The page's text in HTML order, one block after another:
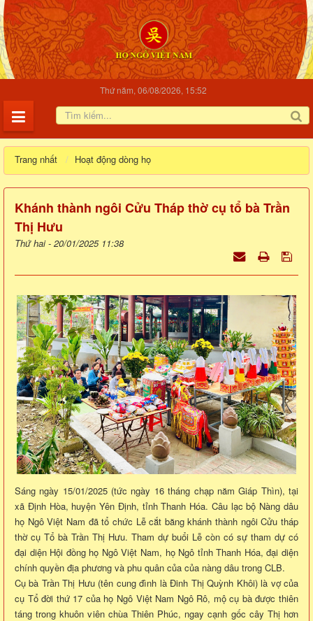
Thứ năm, 06/08/2026, 15:52
Trang nhất Hoạt động dòng họ
Khánh thành ngôi Cửu Tháp thờ cụ tổ bà Trần
Thị Hưu
Thứ hai - 20/01/2025 11:38
Sáng ngày 15/01/2025 (tức ngày 16 tháng chạp năm Giáp Thìn), tại
xã Định Hòa, huyện Yên Định, tỉnh Thanh Hóa. Câu lạc bộ Nàng dâu
họ Ngô Việt Nam đã tổ chức Lễ cắt băng khánh thành ngôi Cửu tháp
thờ cụ Tổ bà Trần Thị Hưu. Tham dự buổi Lễ còn có sự tham dự có
đại diện Hội đồng họ Ngô Việt Nam, họ Ngô tỉnh Thanh Hóa, đại diện
chính quyền địa phương và phu quân của của nàng dâu trong CLB.
Cụ bà Trần Thị Hưu (tên cung đình là Đinh Thị Quỳnh Khôi) là vợ của
cụ Tổ đời thứ 17 của họ Ngô Việt Nam Ngô Rô, mộ cụ bà được thiên
táng trong khuôn viên chùa Thiên Phúc, ngay cạnh gốc cây Thị hơn